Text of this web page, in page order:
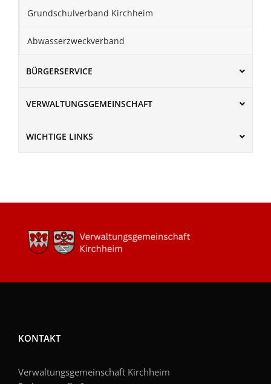
Grundschulverband Kirchheim
Abwasserzweckverband
BÜRGERSERVICE
VERWALTUNGSGEMEINSCHAFT
WICHTIGE LINKS
KONTAKT
Verwaltungsgemeinschaft Kirchheim